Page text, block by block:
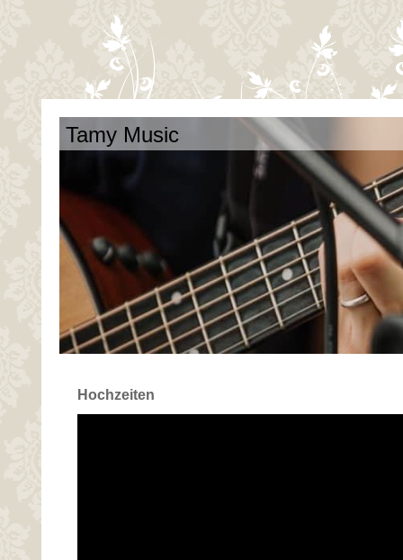
Tamy Music
Hochzeiten